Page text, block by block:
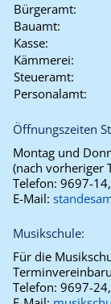
Bürgeramt:
Bauamt:
Kasse:
Kämmerei:
Steueramt:
Personalamt:
Öffnungszeiten
Montag und
(nach vorheriger
Telefon: 9697-
E-Mail:
Musikschule:
Für die
Telefon: 9697-